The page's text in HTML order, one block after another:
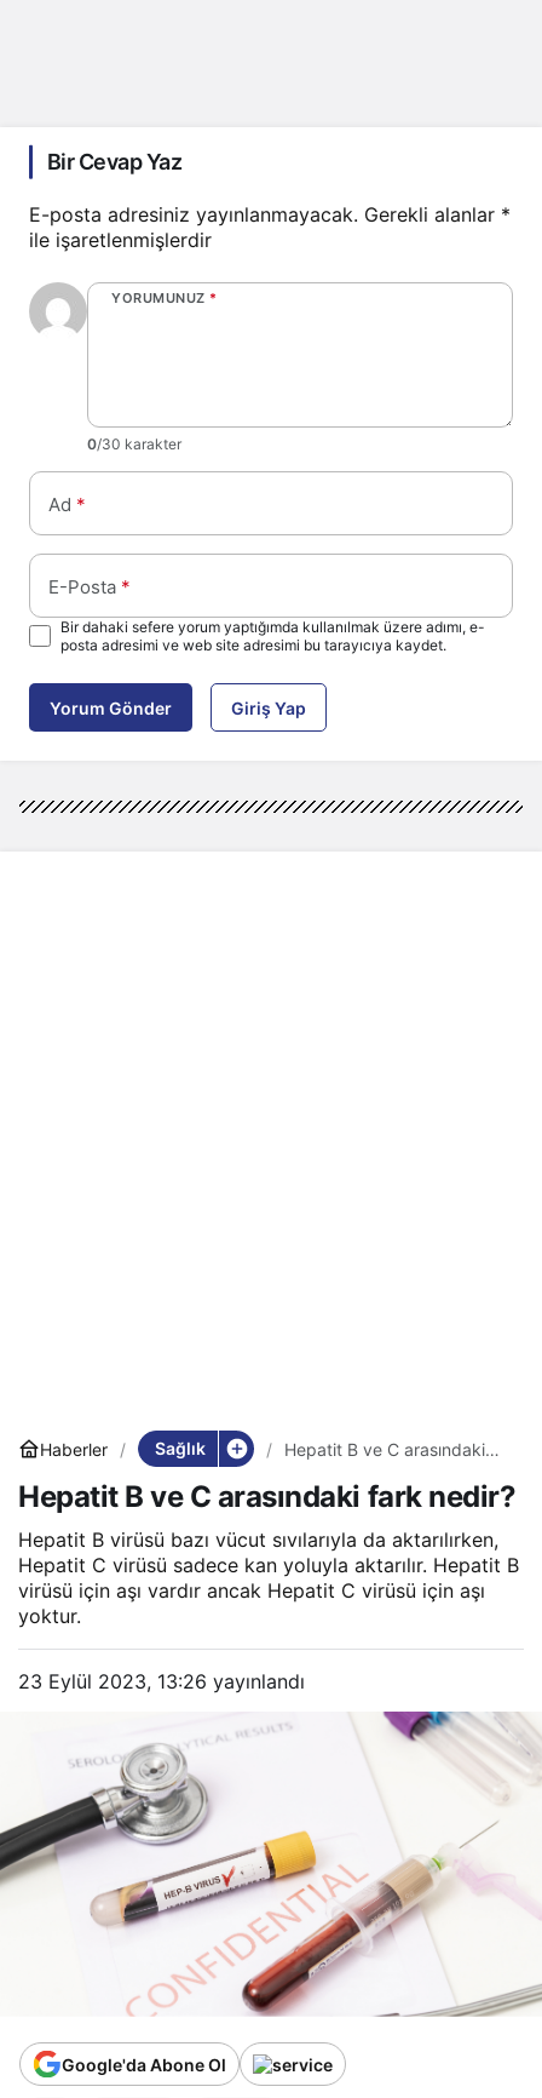
Bir Cevap Yaz
E-posta adresiniz yayınlanmayacak. Gerekli alanlar *
ile işaretlenmişlerdir
YORUMUNUZ *
0/30 karakter
Ad *
E-Posta *
Bir dahaki sefere yorum yaptığımda kullanılmak üzere adımı, e-
posta adresimi ve web site adresimi bu tarayıcıya kaydet.
Yorum Gönder Giriş Yap
Haberler Sağlık
Hepatit B ve C arasındaki
Hepatit B ve C arasındaki fark nedir?
Hepatit B virüsü bazı vücut sıvılarıyla da aktarılırken,
Hepatit C virüsü sadece kan yoluyla aktarılır. Hepatit B
virüsü için aşı vardır ancak Hepatit C virüsü için aşı
yoktur.
23 Eylül 2023, 13:26 yayınlandı
Google'da Abone Ol